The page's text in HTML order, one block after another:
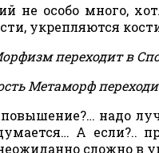
не особо много,
укрепляются
переходит в
Метаморф
надо
А если?..
сложно в